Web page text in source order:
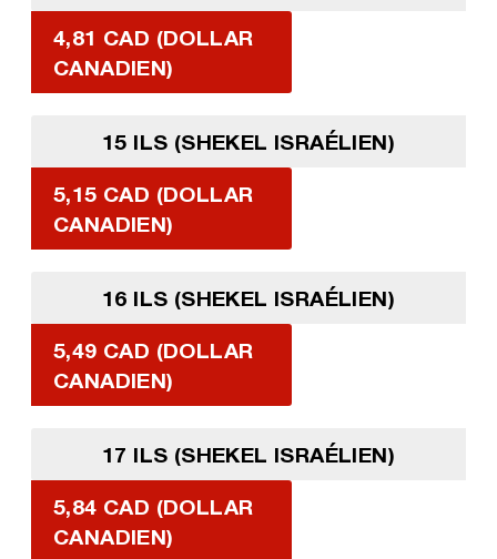
4,81 CAD (DOLLAR
CANADIEN)
15 ILS (SHEKEL ISRAÉLIEN)
5,15 CAD (DOLLAR
CANADIEN)
16 ILS (SHEKEL ISRAÉLIEN)
5,49 CAD (DOLLAR
CANADIEN)
17 ILS (SHEKEL ISRAÉLIEN)
5,84 CAD (DOLLAR
CANADIEN)